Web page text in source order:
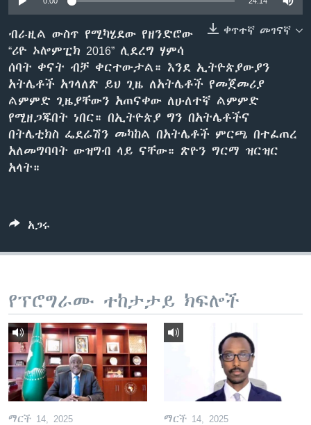
ቋንቋዎች
ቀጥተኛ መገናኛ
ብራዚል ውስጥ የሚካሄደው የዘንድሮው
“ሪዮ ኦሎምፒክ 2016” ሊደረግ ሃምሳ
ሰባት ቀናት ብቻ ቀርተውታል። እንደ ኢትዮጵያውያን
አትሌቶች አገላለጽ ይህ ጊዜ ለአትሌቶች የመጀመሪያ
ልምምድ ጊዜያቸውን አጠናቀው ለሁለተኛ ልምምድ
የሚዘጋጁበት ነበር። በኢትዮጵያ ግን በአትሌቶችና
በትሌቲክስ ፌደሬሽን መካከል በአትሌቶች ምርጫ በተፈጠረ
አለመግባባት ውዝግብ ላይ ናቸው። ጽዮን ግርማ ዝርዝር
አላት።
አጋሩ
የፕሮግራሙ ተከታታይ ክፍሎች
ማርች 14, 2025 ማርች 14, 2025